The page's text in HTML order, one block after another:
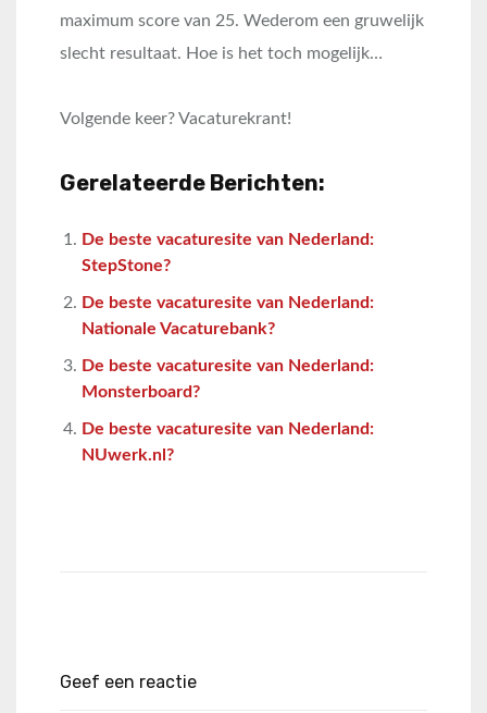
maximum score van 25. Wederom een gruwelijk
slecht resultaat. Hoe is het toch mogelijk…
Volgende keer? Vacaturekrant!
Gerelateerde Berichten:
De beste vacaturesite van Nederland:
StepStone?
De beste vacaturesite van Nederland:
Nationale Vacaturebank?
De beste vacaturesite van Nederland:
Monsterboard?
De beste vacaturesite van Nederland:
NUwerk.nl?
Geef een reactie